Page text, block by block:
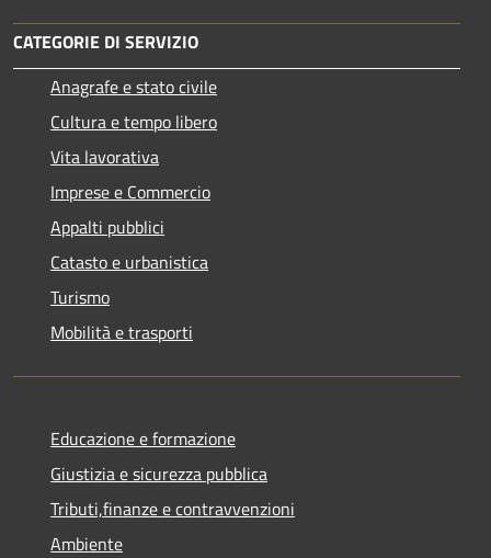
CATEGORIE DI SERVIZIO
Anagrafe e stato civile
Cultura e tempo libero
Vita lavorativa
Imprese e Commercio
Appalti pubblici
Catasto e urbanistica
Turismo
Mobilità e trasporti
Educazione e formazione
Giustizia e sicurezza pubblica
Tributi,finanze e contravvenzioni
Ambiente